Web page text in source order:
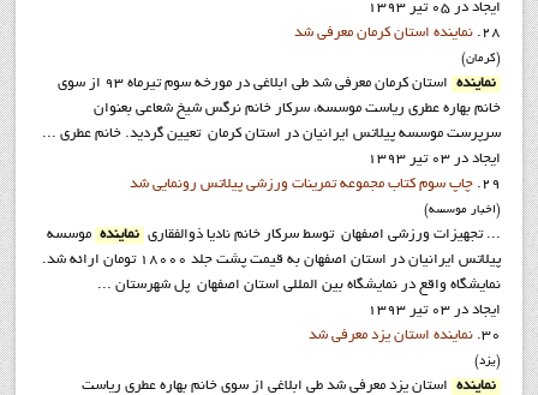
ایجاد در 05 تیر 1393
28.
نماينده استان کرمان معرفي شد
(کرمان)
نماينده
استان کرمان معرفي شد طي ابلاغي در مورخه سوم تيرماه 93 از سوي
خانم بهاره عطري رياست موسسه، سرکار خانم نرگس شيخ شعاعي بعنوان
سرپرست موسسه پيلاتس ايرانيان در استان کرمان تعيين گرديد. خانم عطری ...
ایجاد در 03 تیر 1393
29.
چاپ سوم کتاب مجموعه تمرينات ورزشي پيلاتس رونمايي شد
(اخبار موسسه)
... تجهيزات ورزشي اصفهان توسط سرکار خانم ناديا ذوالفقاري
نماينده موسسه
پيلاتس ايرانيان در استان اصفهان به قيمت پشت جلد 18000 تومان ارائه شد.
نمايشگاه واقع در نمايشگاه بين المللي استان اصفهان پل شهرستان ...
ایجاد در 03 تیر 1393
30.
نماينده استان يزد معرفي شد
(يزد)
نماينده
استان يزد معرفي شد طي ابلاغي از سوي خانم بهاره عطري رياست